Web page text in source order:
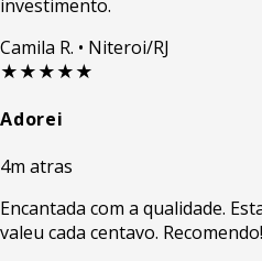
investimento.
Camila R. • Niteroi/RJ
★★★★★
Adorei
4m atras
Encantada com a qualidade.
valeu cada centavo. Recomendo!